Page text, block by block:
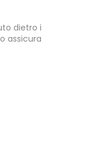
dietro i
assicura